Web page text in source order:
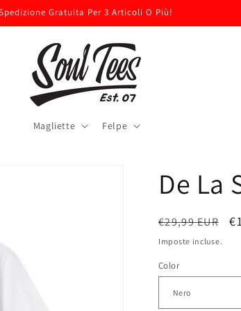
Gratuita Per 3 Articoli O Più!
Magliette Felpe
De La
Prezzo
di
listino
€29,99 EUR
Imposte incluse.
Color